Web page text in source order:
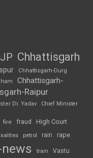
Chhattisgarh
Chhattisgarh-Durg
Chhattisgarh-
Raipur
Dr. Yadav Chief Minister
fire fraud High Court
petrol rain rape
train Vastu